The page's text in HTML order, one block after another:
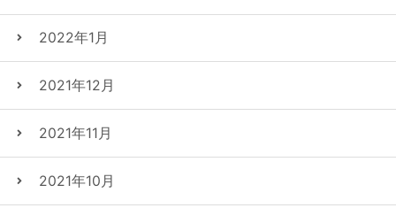
2022年1月
2021年12月
2021年11月
2021年10月